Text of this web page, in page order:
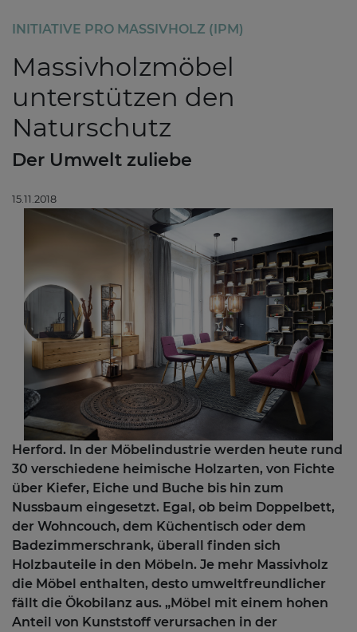
INITIATIVE PRO MASSIVHOLZ (IPM)
Massivholzmöbel
unterstützen den
Naturschutz
Der Umwelt zuliebe
15.11.2018
Herford. In der Möbelindustrie werden heute rund
30 verschiedene heimische Holzarten, von Fichte
über Kiefer, Eiche und Buche bis hin zum
Nussbaum eingesetzt. Egal, ob beim Doppelbett,
der Wohncouch, dem Küchentisch oder dem
Badezimmerschrank, überall finden sich
Holzbauteile in den Möbeln. Je mehr Massivholz
die Möbel enthalten, desto umweltfreundlicher
fällt die Ökobilanz aus. „Möbel mit einem hohen
Anteil von Kunststoff verursachen in der